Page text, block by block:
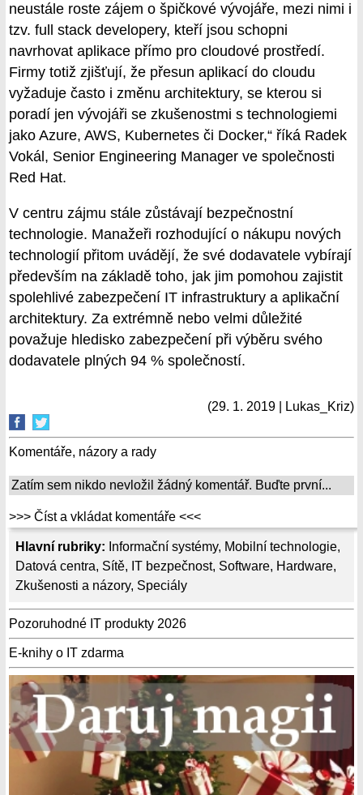
Hlavní rubriky: Informační systémy, Mobilní technologie,
Datová centra, Sítě, IT bezpečnost, Software, Hardware,
Zkušenosti a názory, Speciály
Pozoruhodné IT produkty 2026
E-knihy o IT zdarma
neustále roste zájem o špičkové vývojáře, mezi nimi i
tzv. full stack developery, kteří jsou schopni
navrhovat aplikace přímo pro cloudové prostředí.
Firmy totiž zjišťují, že přesun aplikací do cloudu
vyžaduje často i změnu architektury, se kterou si
poradí jen vývojáři se zkušenostmi s technologiemi
jako Azure, AWS, Kubernetes či Docker,“ říká Radek
Vokál, Senior Engineering Manager ve společnosti
Red Hat.
V centru zájmu stále zůstávají bezpečnostní
technologie. Manažeři rozhodující o nákupu nových
technologií přitom uvádějí, že své dodavatele vybírají
především na základě toho, jak jim pomohou zajistit
spolehlivé zabezpečení IT infrastruktury a aplikační
architektury. Za extrémně nebo velmi důležité
považuje hledisko zabezpečení při výběru svého
dodavatele plných 94 % společností.
(29. 1. 2019 | Lukas_Kriz)
Komentáře, názory a rady
Zatím sem nikdo nevložil žádný komentář. Buďte první...
>>> Číst a vkládat komentáře <<<